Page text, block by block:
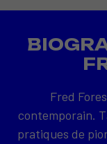
Fred
contemporain.
pratiques de